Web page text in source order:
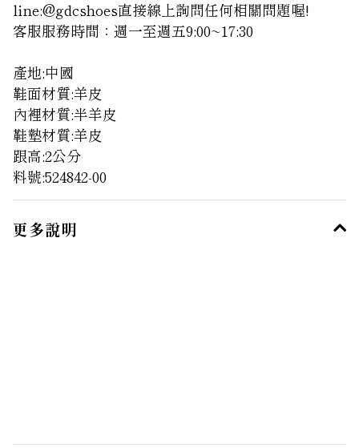
line:@gdcshoes直接線上詢問任何相關問題喔!
客服服務時間：週一至週五9:00~17:30
產地:中國
鞋面材質:羊皮
內裡材質:半羊皮
鞋墊材質:羊皮
跟高:2公分
料號:524842-00
更多說明